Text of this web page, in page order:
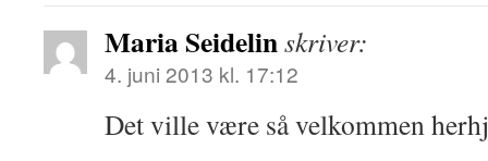
Maria Seidelinskriver:
4. juni 2013 kl. 17:12
Det ville være så velkommen